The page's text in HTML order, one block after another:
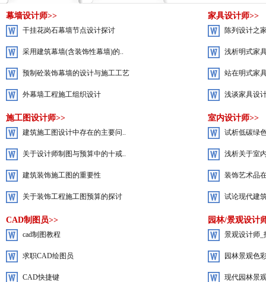
幕墙设计师>>
干挂花岗石幕墙节点设计探讨
采用建筑幕墙(含装饰性幕墙)的..
预制砼装饰幕墙的设计与施工工艺
外幕墙工程施工组织设计
家具设计师>>
陈列设计之
浅析明式家
站在明式家
浅谈家具设
施工图设计师>>
建筑施工图设计中存在的主要问..
关于设计师制图与预算中的十戒..
建筑装饰施工图的重要性
关于装饰工程施工图预算的探讨
室内设计师>>
试析低碳绿
浅析关于室
装饰艺术品
试论现代建
CAD制图员>>
cad制图教程
求职CAD绘图员
CAD快捷键
园林/景观设计
景观设计师_
园林景观色
现代园林景